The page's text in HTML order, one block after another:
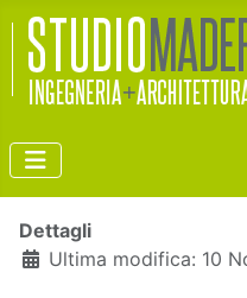
Dettagli
Ultima modifica: 10